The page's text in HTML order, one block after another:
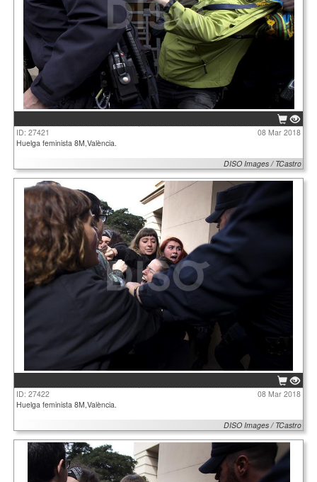
ID: 27421
08 Mar 2018
Huelga feminista 8M,València.
DISO Images / TCastro
ID: 27422
08 Mar 2018
Huelga feminista 8M,València.
DISO Images / TCastro